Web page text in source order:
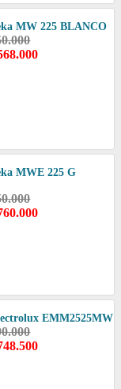
MW 225 BLANCO
MWE 225 G
EMM2525MW